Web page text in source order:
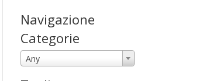
Navigazione
Categorie
Any